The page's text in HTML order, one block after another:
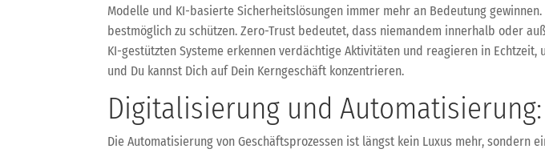
Modelle und KI-basierte Sicherheitslösungen immer mehr an Bedeutung
bestmöglich zu schützen. Zero-Trust bedeutet, dass niemandem innerhalb oder
KI-gestützten Systeme erkennen verdächtige Aktivitäten und reagieren in
und Du kannst Dich auf Dein Kerngeschäft konzentrieren.
Digitalisierung und
Die Automatisierung von Geschäftsprozessen ist längst kein Luxus mehr, sondern